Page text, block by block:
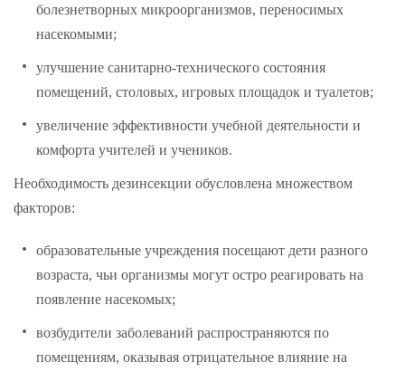
болезнетворных микроорганизмов, переносимых
насекомыми;
улучшение санитарно-технического состояния
помещений, столовых, игровых площадок и туалетов;
увеличение эффективности учебной деятельности и
комфорта учителей и учеников.
Необходимость дезинсекции обусловлена множеством
факторов:
образовательные учреждения посещают дети разного
возраста, чьи организмы могут остро реагировать на
появление насекомых;
возбудители заболеваний распространяются по
помещениям, оказывая отрицательное влияние на